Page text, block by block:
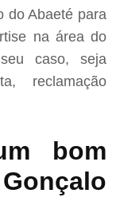
do Abaeté para
na área do
caso, seja
reclamação
bom